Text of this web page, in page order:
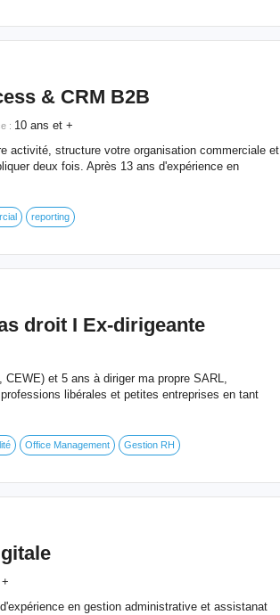
& CRM B2B
: 10 ans et +
activité, structure votre organisation commerciale et
deux fois. Après 13 ans d'expérience en
reporting
droit I Ex-dirigeante
et 5 ans à diriger ma propre SARL,
libérales et petites entreprises en tant
Office Management Gestion RH
en gestion administrative et assistanat